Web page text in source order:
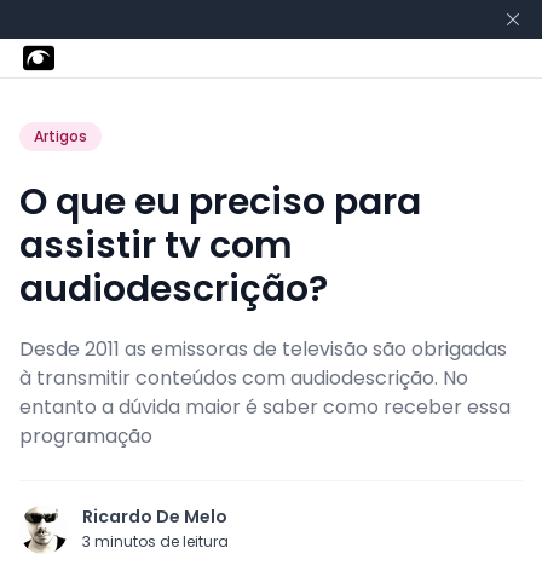
Artigos
O que eu preciso para
assistir tv com
audiodescrição?
Desde 2011 as emissoras de televisão são obrigadas
à transmitir conteúdos com audiodescrição. No
entanto a dúvida maior é saber como receber essa
programação
Ricardo De Melo
3 minutos de leitura